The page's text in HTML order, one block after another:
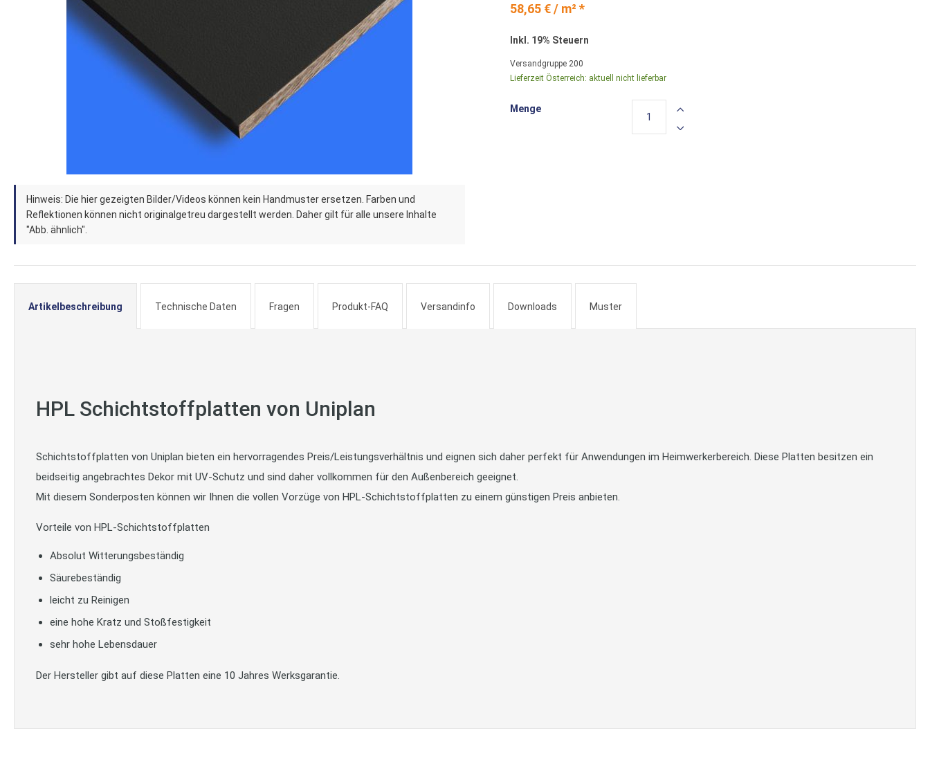
Zum
Anfang
der
Bildergalerie
springen
Hinweis: Die hier gezeigten Bilder/Videos können kein Handmuster ersetzen. Farben und
Reflektionen können nicht originalgetreu dargestellt werden. Daher gilt für alle unsere Inhalte
"Abb. ähnlich".
58,65 € / m² *
Inkl. 19% Steuern
Versandgruppe 200
Lieferzeit Österreich: aktuell nicht lieferbar
Menge
Artikelbeschreibung
HPL Schichtstoffplatten von Uniplan
Schichtstoffplatten von Uniplan bieten ein hervorragendes Preis/Leistungsverhältnis und eignen sich daher perfekt für Anwendungen im Heimwerkerbereich. Diese Platten besitzen ein
beidseitig angebrachtes Dekor mit UV-Schutz und sind daher vollkommen für den Außenbereich geeignet.
Mit diesem Sonderposten können wir Ihnen die vollen Vorzüge von HPL-Schichtstoffplatten zu einem günstigen Preis anbieten.
Vorteile von HPL-Schichtstoffplatten
Absolut Witterungsbeständig
Säurebeständig
leicht zu Reinigen
eine hohe Kratz und Stoßfestigkeit
sehr hohe Lebensdauer
Der Hersteller gibt auf diese Platten eine 10 Jahres Werksgarantie.
Technische Daten Fragen Produkt-FAQ Versandinfo Downloads Muster